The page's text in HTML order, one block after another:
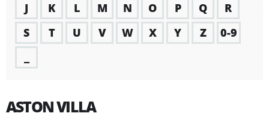
J
K L M N O P Q
R
S
T U V W X Y Z
0-9
ASTON VILLA